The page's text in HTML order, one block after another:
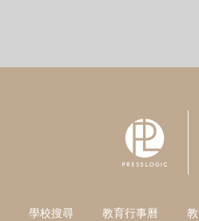
學校搜尋 教育行事曆